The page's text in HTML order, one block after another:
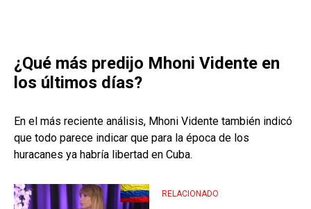
¿Qué más predijo Mhoni Vidente en
los últimos días?
En el más reciente análisis, Mhoni Vidente también indicó
que todo parece indicar que para la época de los
huracanes ya habría libertad en Cuba.
RELACIONADO